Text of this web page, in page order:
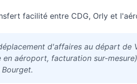
facilité entre CDG, Orly et
d'affaires au départ de
aéroport, facturation sur-